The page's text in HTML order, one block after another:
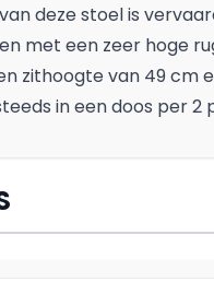
deze stoel is
met een zeer hoge
zithoogte van 49 cm
in een doos per 2